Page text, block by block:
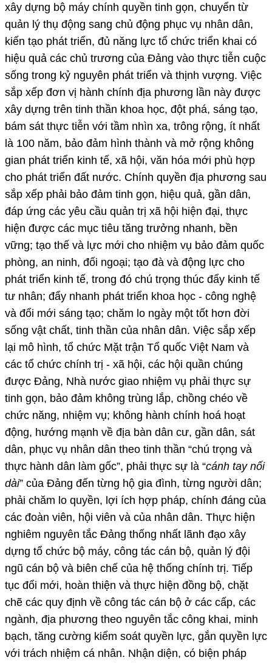
xây dựng bộ máy chính quyền tinh gọn, chuyển từ
quản lý thụ động sang chủ động phục vụ nhân dân,
kiến tạo phát triển, đủ năng lực tổ chức triển khai có
hiệu quả các chủ trương của Đảng vào thực tiễn cuộc
sống trong kỷ nguyên phát triển và thịnh vượng. Việc
sắp xếp đơn vị hành chính địa phương lần này được
xây dựng trên tinh thần khoa học, đột phá, sáng tạo,
bám sát thực tiễn với tầm nhìn xa, trông rộng, ít nhất
là 100 năm, bảo đảm hình thành và mở rộng không
gian phát triển kinh tế, xã hội, văn hóa mới phù hợp
cho phát triển đất nước. Chính quyền địa phương sau
sắp xếp phải bảo đảm tinh gọn, hiệu quả, gần dân,
đáp ứng các yêu cầu quản trị xã hội hiện đại, thực
hiện được các mục tiêu tăng trưởng nhanh, bền
vững; tạo thế và lực mới cho nhiệm vụ bảo đảm quốc
phòng, an ninh, đối ngoại; tạo đà và động lực cho
phát triển kinh tế, trong đó chú trọng thúc đẩy kinh tế
tư nhân; đẩy nhanh phát triển khoa học - công nghệ
và đổi mới sáng tạo; chăm lo ngày một tốt hơn đời
sống vật chất, tinh thần của nhân dân. Việc sắp xếp
lại mô hình, tổ chức Mặt trận Tổ quốc Việt Nam và
các tổ chức chính trị - xã hội, các hội quần chúng
được Đảng, Nhà nước giao nhiệm vụ phải thực sự
tinh gọn, bảo đảm không trùng lắp, chồng chéo về
chức năng, nhiệm vụ; không hành chính hoá hoạt
động, hướng mạnh về địa bàn dân cư, gần dân, sát
dân, phục vụ nhân dân theo tinh thần “chú trọng và
thực hành dân làm gốc”, phải thực sự là “cánh tay nối
dài” của Đảng đến từng hộ gia đình, từng người dân;
phải chăm lo quyền, lợi ích hợp pháp, chính đáng của
các đoàn viên, hội viên và của nhân dân. Thực hiện
nghiêm nguyên tắc Đảng thống nhất lãnh đạo xây
dựng tổ chức bộ máy, công tác cán bộ, quản lý đội
ngũ cán bộ và biên chế của hệ thống chính trị. Tiếp
tục đổi mới, hoàn thiện và thực hiện đồng bộ, chặt
chẽ các quy định về công tác cán bộ ở các cấp, các
ngành, địa phương theo nguyên tắc công khai, minh
bạch, tăng cường kiểm soát quyền lực, gắn quyền lực
với trách nhiệm cá nhân. Nhận diện, có biện pháp